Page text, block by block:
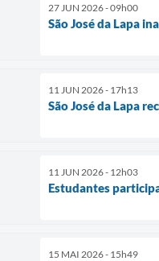
27 JUN 2026 - 09h00
São José da Lapa
11 JUN 2026 - 17h13
São José da Lapa
11 JUN 2026 - 12h03
Estudantes
15 MAI 2026 - 15h49